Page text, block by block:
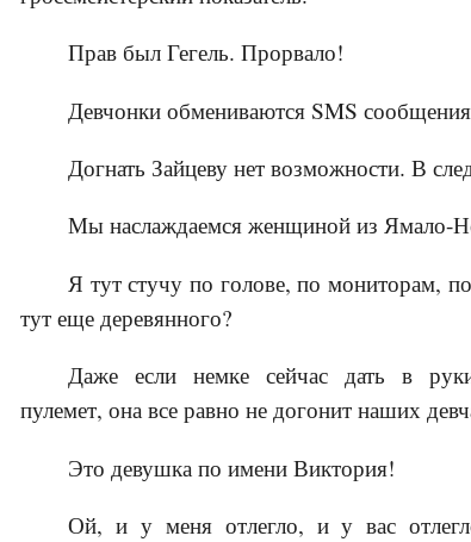
Прав был Гегель. Прорвало!
Девчонки обмениваются SMS
Догнать Зайцеву нет возможности. В
Мы наслаждаемся женщиной из Ямало-
Я тут стучу по голове, по мониторам,
тут еще деревянного?
Даже если немке сейчас дать в
пулемет, она все равно не догонит наших
Это девушка по имени Виктория!
Ой, и у меня отлегло, и у вас